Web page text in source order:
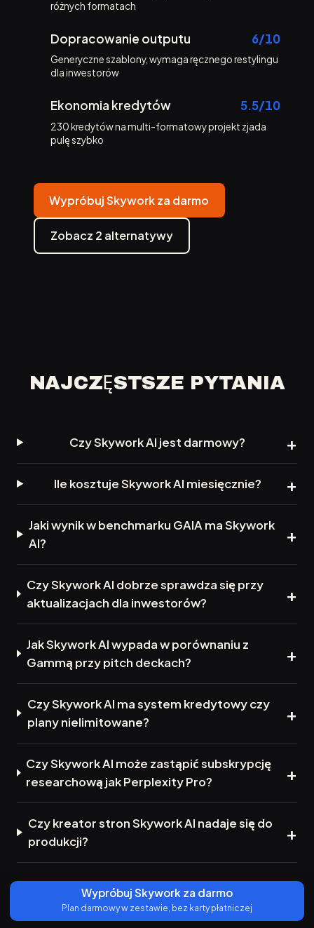
różnych formatach
Dopracowanie outputu 6/10
Generyczne szablony, wymaga ręcznego restylingu
dla inwestorów
Ekonomia kredytów 5.5/10
230 kredytów na multi-formatowy projekt zjada
pulę szybko
Wypróbuj Skywork za darmo
Zobacz 2 alternatywy
NAJCZĘSTSZE PYTANIA
Czy Skywork AI jest darmowy?
Ile kosztuje Skywork AI miesięcznie?
Jaki wynik w benchmarku GAIA ma Skywork
AI?
Czy Skywork AI dobrze sprawdza się przy
aktualizacjach dla inwestorów?
Jak Skywork AI wypada w porównaniu z
Gammą przy pitch deckach?
Czy Skywork AI ma system kredytowy czy
plany nielimitowane?
Czy Skywork AI może zastąpić subskrypcję
researchową jak Perplexity Pro?
Czy kreator stron Skywork AI nadaje się do
produkcji?
Wypróbuj Skywork za darmo
Plan darmowy w zestawie, bez karty płatniczej